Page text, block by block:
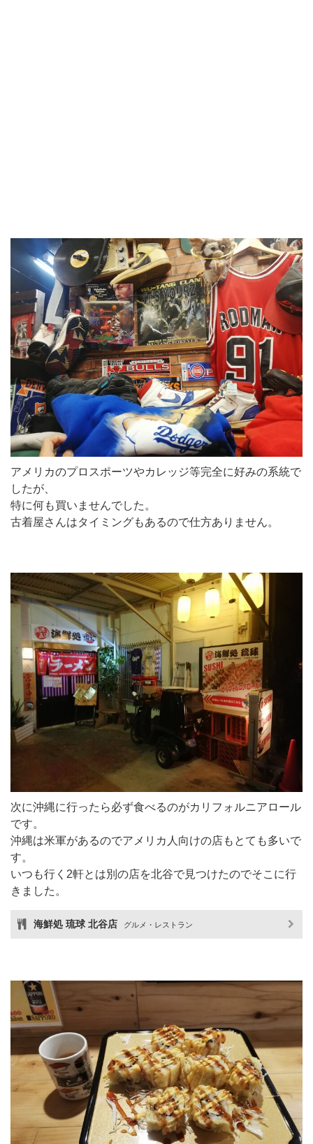
アメリカのプロスポーツやカレッジ等完全に好みの系統で
したが、
特に何も買いませんでした。
古着屋さんはタイミングもあるので仕方ありません。
次に沖縄に行ったら必ず食べるのがカリフォルニアロール
です。
沖縄は米軍があるのでアメリカ人向けの店もとても多いで
す。
いつも行く2軒とは別の店を北谷で見つけたのでそこに行
きました。
海鮮処 琉球 北谷店 グルメ・レストラン